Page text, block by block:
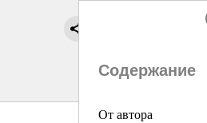
Содержание
От автора